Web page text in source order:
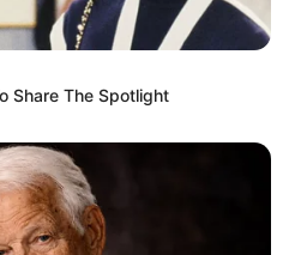
For This 87¢ Blue Pill
Share The Spotlight